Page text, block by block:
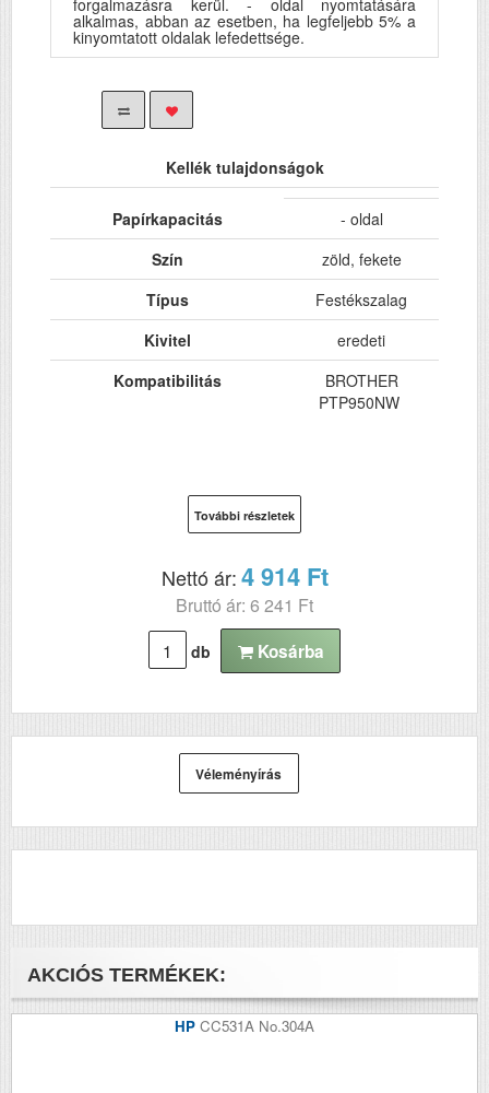
alkalmas, abban az esetben, ha legfeljebb 5% a
kinyomtatott oldalak lefedettsége.
Kellék tulajdonságok
Papírkapacitás
- oldal
Szín
zöld, fekete
Típus
Festékszalag
Kivitel
eredeti
Kompatibilitás
BROTHER
PTP950NW
További részletek
Nettó ár:4 914 Ft
Bruttó ár: 6 241 Ft
db Kosárba
Véleményírás
AKCIÓS TERMÉKEK:
HP CC531A No.304A